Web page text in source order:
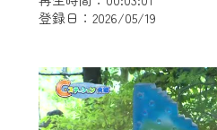
登録日：2026/05/19